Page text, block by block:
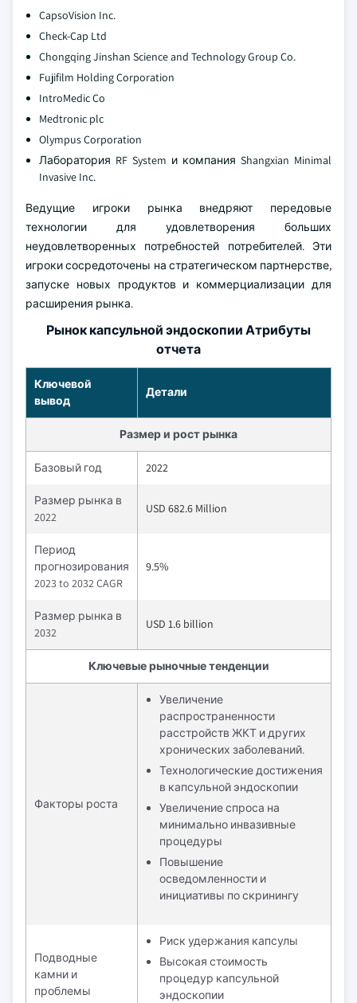
CapsoVision Inc.
Check-Cap Ltd
Chongqing Jinshan Science and Technology Group Co.
Fujifilm Holding Corporation
IntroMedic Co
Medtronic plc
Olympus Corporation
Лаборатория RF System и компания Shangxian Minimal
Invasive Inc.
Ведущие игроки рынка внедряют передовые
технологии для удовлетворения больших
неудовлетворенных потребностей потребителей. Эти
игроки сосредоточены на стратегическом партнерстве,
запуске новых продуктов и коммерциализации для
расширения рынка.
Рынок капсульной эндоскопии Атрибуты
отчета
Ключевой
вывод
Детали
Размер и рост рынка
Базовый год 2022
Размер рынка в
2022
USD 682.6 Million
Период
прогнозирования
2023 to 2032 CAGR
9.5%
Размер рынка в
2032
USD 1.6 billion
Ключевые рыночные тенденции
Факторы роста
Увеличение
распространенности
расстройств ЖКТ и других
хронических заболеваний.
Технологические достижения
в капсульной эндоскопии
Увеличение спроса на
минимально инвазивные
процедуры
Повышение
осведомленности и
инициативы по скринингу
Подводные
камни и
проблемы
Риск удержания капсулы
Высокая стоимость
процедур капсульной
эндоскопии